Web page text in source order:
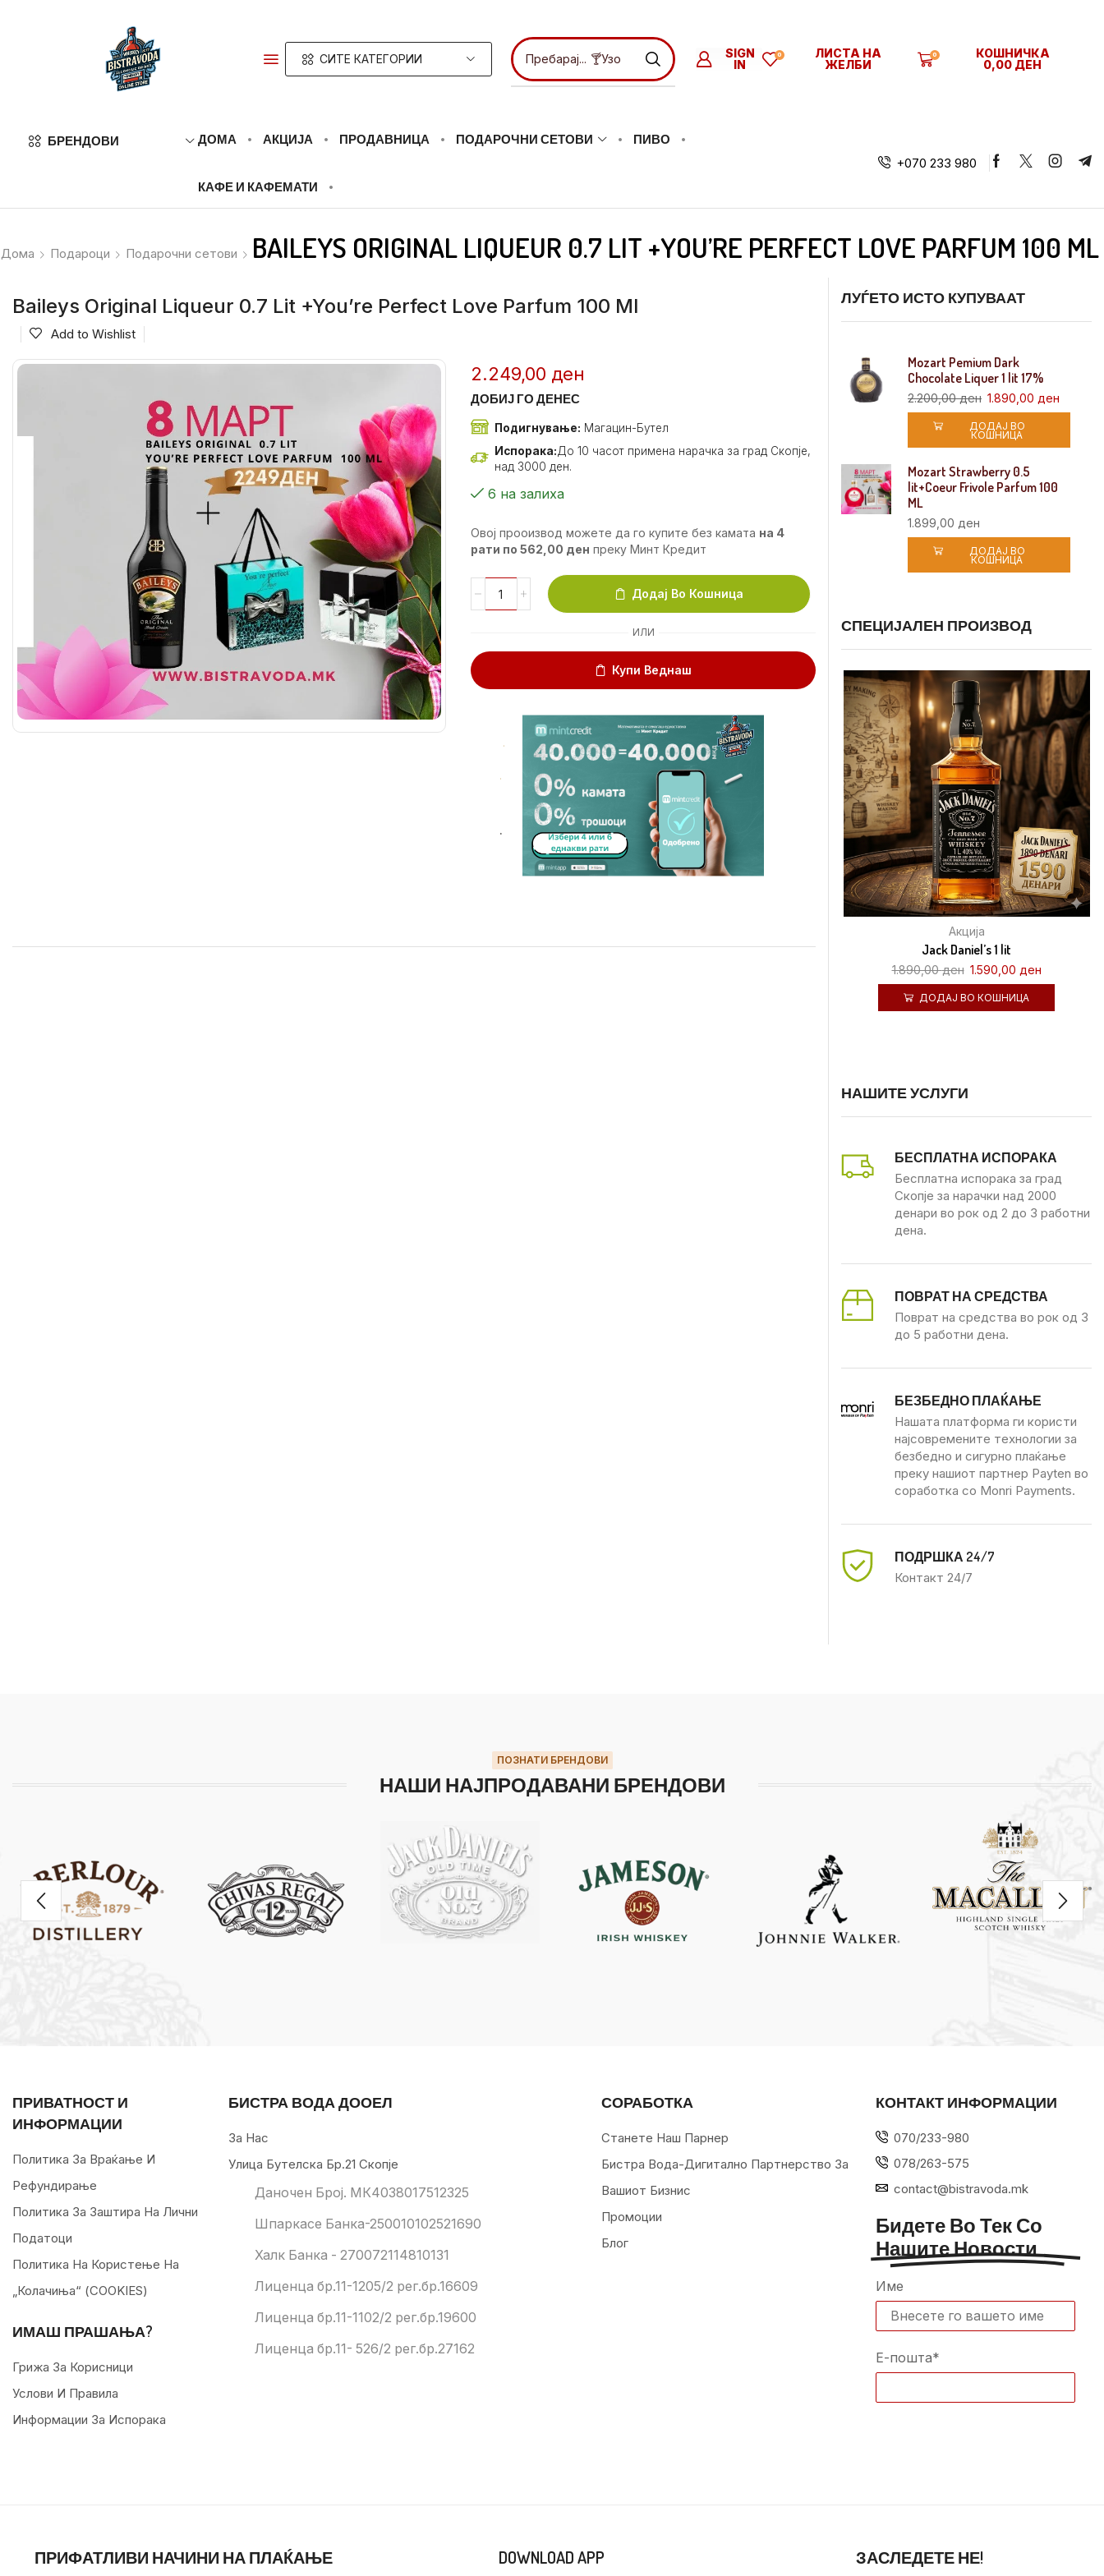
СИТЕ КАТЕГОРИИ Пребарај... 🍸Ликери
SIGN
IN
ЛИСТА НА
ЖЕЛБИ
0
КОШНИЧКА
0,00ДЕН
БРЕНДОВИ ДОМА АКЦИЈА ПРОДАВНИЦА ПОДАРОЧНИ СЕТОВИ ПИВО
КАФЕ И КАФЕМАТИ
+070 233 980
Дома Подароци Подарочни сетови BAILEYS ORIGINAL LIQUEUR 0.7 LIT +YOU’RE PERFECT LOVE PARFUM 100 ML
Baileys Original Liqueur 0.7 Lit +You’re Perfect Love Parfum 100 Ml
Add to Wishlist
2.249,00 ден
ДОБИЈ ГО ДЕНЕС
Подигнување: Магацин-Бутел
Испорака:До 10 часот примена нарачка за град Скопје,
над 3000 ден.
6 на залиха
Овој прооизвод можете да го купите без камата на 4
рати по562,00 ден преку Минт Кредит
Додај Во Кошница
ИЛИ
Купи Веднаш
.
.
.
ЛУЃЕТО ИСТО КУПУВААТ
Mozart Pemium Dark
Chocolate Liquer 1 lit 17%
2.200,00ден 1.890,00 ден
ДОДАЈ ВО
КОШНИЦА
Mozart Strawberry 0.5
lit+Coeur Frivole Parfum 100
ML
1.899,00 ден
ДОДАЈ ВО
КОШНИЦА
СПЕЦИЈАЛЕН ПРОИЗВОД
Акција
Jack Daniel’s 1 lit
1.890,00ден 1.590,00 ден
ДОДАЈ ВО КОШНИЦА
НАШИТЕ УСЛУГИ
БЕСПЛАТНА ИСПОРАКА
Бесплатна испорака за град
Скопје за нарачки над 2000
денари во рок од 2 до 3 работни
дена.
ПОВРАТ НА СРЕДСТВА
Поврат на средства во рок од 3
до 5 работни дена.
БЕЗБЕДНО ПЛАЌАЊЕ
Нашата платформа ги користи
најсовремените технологии за
безбедно и сигурно плаќање
преку нашиот партнер Payten во
соработка со Monri Payments.
ПОДРШКА 24/7
Контакт 24/7
ПОЗНАТИ БРЕНДОВИ
НАШИ НАЈПРОДАВАНИ БРЕНДОВИ
ПРИВАТНОСТ И
ИНФОРМАЦИИ
Политика За Враќање И
Рефундирање
Политика За Заштира На Лични
Податоци
Политика На Користење На
„колачиња“ (COOKIES)
ИМАШ ПРАШАЊА?
Грижа За Корисници
Услови И Правила
Информации За Испорака
БИСТРА ВОДА ДООЕЛ
За Нас
Улица Бутелска Бр.21 Скопје
Даночен Број. МК4038017512325
Шпаркасе Банка-250010102521690
Халк Банка - 270072114810131
Лиценца бр.11-1205/2 рег.бр.16609
Лиценца бр.11-1102/2 рег.бр.19600
Лиценца бр.11- 526/2 рег.бр.27162
СОРАБОТКА
Станете Наш Парнер
Бистра Вода-Дигитално Партнерство За
Вашиот Бизнис
Промоции
Блог
КОНТАКТ ИНФОРМАЦИИ
070/233-980
078/263-575
contact@bistravoda.mk
Бидете Во Тек Со
Нашите Новости
Име
Е-пошта*
ПРИФАТЛИВИ НАЧИНИ НА ПЛАЌАЊЕ DOWNLOAD APP ЗАСЛЕДЕТЕ НЕ!